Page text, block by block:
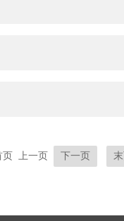
页 上一页 下一页 末